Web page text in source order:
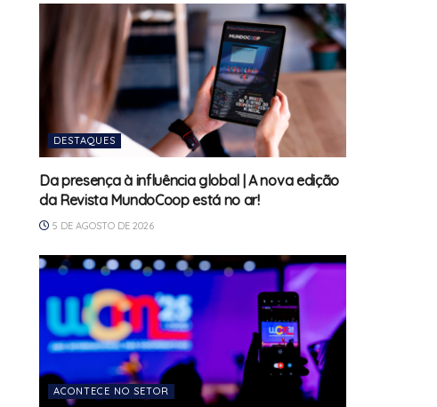
DESTAQUES
Da presença à influência global | A nova edição
da Revista MundoCoop está no ar!
5 DE AGOSTO DE 2026
ACONTECE NO SETOR